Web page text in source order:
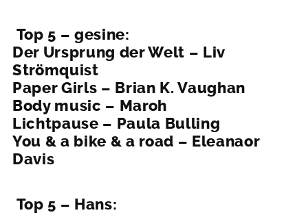
Top 5 – gesine:
Der Ursprung der Welt – Liv
Strömquist
Paper Girls – Brian K. Vaughan
Body music – Maroh
Lichtpause – Paula Bulling
You & a bike & a road – Eleanaor
Davis
Top 5 – Hans: